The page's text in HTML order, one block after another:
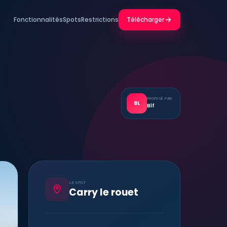
FonctionnalitésSpotsRestrictions Télécharger
BL
PROPOSÉ PAR
Blf
LE SPOT
Carry le rouet